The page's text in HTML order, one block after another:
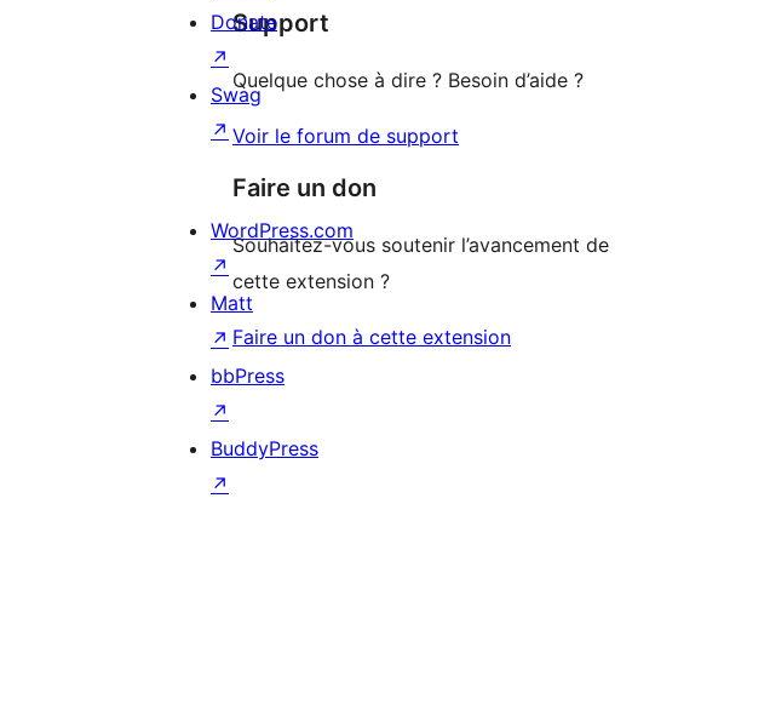
Support
Quelque chose à dire ? Besoin d’aide ?
Voir le forum de support
Faire un don
Souhaitez-vous soutenir l’avancement de
cette extension ?
Faire un don à cette extension
Donate
↗
Swag
↗
WordPress.com
↗
Matt
↗
bbPress
↗
BuddyPress
↗